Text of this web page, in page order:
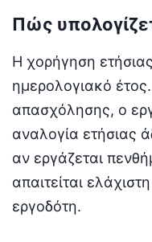
Πώς
Η χορήγηση
ημερολογιακό
απασχόλησης, ο
αναλογία ετήσιας
αν εργάζεται
απαιτείται
εργοδότη.